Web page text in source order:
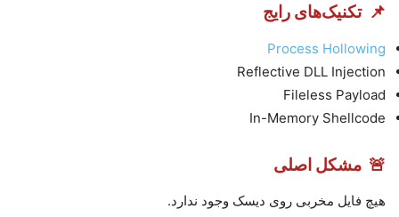
📌 تکنیک‌های رایج
Process Hollowing
Reflective DLL Injection
Fileless Payload
In-Memory Shellcode
🚨 مشکل اصلی
هیچ فایل مخربی روی دیسک وجود ندارد.